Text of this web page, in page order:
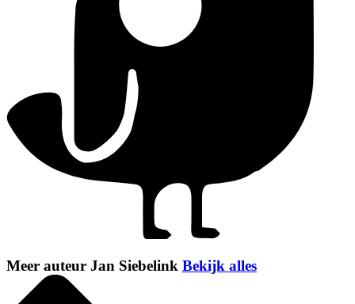
Meer auteur Jan Siebelink Bekijk alles